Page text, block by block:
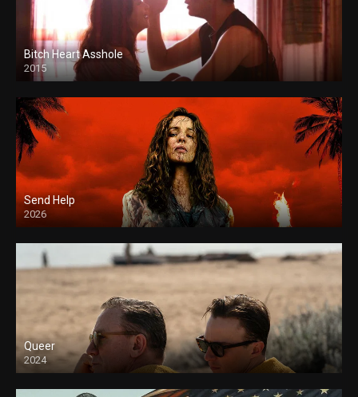
Bitch Heart Asshole
2015
Send Help
2026
Queer
2024